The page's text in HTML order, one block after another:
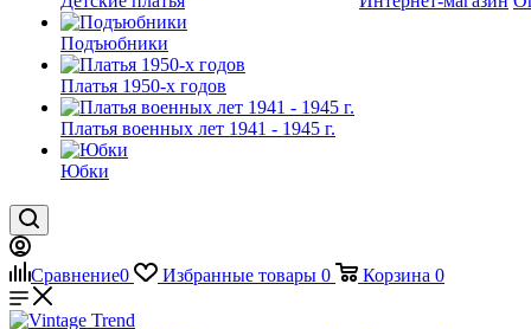
Подъюбники
Платья 1950-х годов
Платья военных лет 1941 - 1945 г.
Юбки
Сравнение0 Избранные товары 0 Корзина 0